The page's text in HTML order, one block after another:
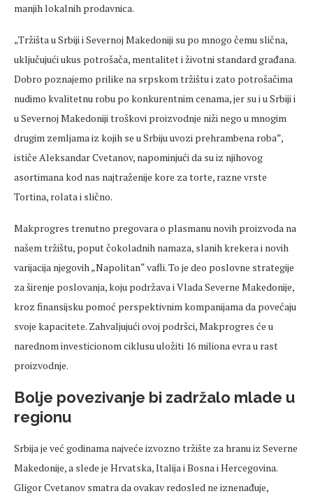
manjih lokalnih prodavnica.
„Tržišta u Srbiji i Severnoj Makedoniji su po mnogo čemu slična,
uključujući ukus potrošača, mentalitet i životni standard građana.
Dobro poznajemo prilike na srpskom tržištu i zato potrošačima
nudimo kvalitetnu robu po konkurentnim cenama, jer su i u Srbiji i
u Severnoj Makedoniji troškovi proizvodnje niži nego u mnogim
drugim zemljama iz kojih se u Srbiju uvozi prehrambena roba”,
ističe Aleksandar Cvetanov, napominjući da su iz njihovog
asortimana kod nas najtraženije kore za torte, razne vrste
Tortina, rolata i slično.
Makprogres trenutno pregovara o plasmanu novih proizvoda na
našem tržištu, poput čokoladnih namaza, slanih krekera i novih
varijacija njegovih „Napolitan“ vafli. To je deo poslovne strategije
za širenje poslovanja, koju podržava i Vlada Severne Makedonije,
kroz finansijsku pomoć perspektivnim kompanijama da povećaju
svoje kapacitete. Zahvaljujući ovoj podršci, Makprogres će u
narednom investicionom ciklusu uložiti 16 miliona evra u rast
proizvodnje.
Bolje povezivanje bi zadržalo mlade u
regionu
Srbija je već godinama najveće izvozno tržište za hranu iz Severne
Makedonije, a slede je Hrvatska, Italija i Bosna i Hercegovina.
Gligor Cvetanov smatra da ovakav redosled ne iznenađuje,